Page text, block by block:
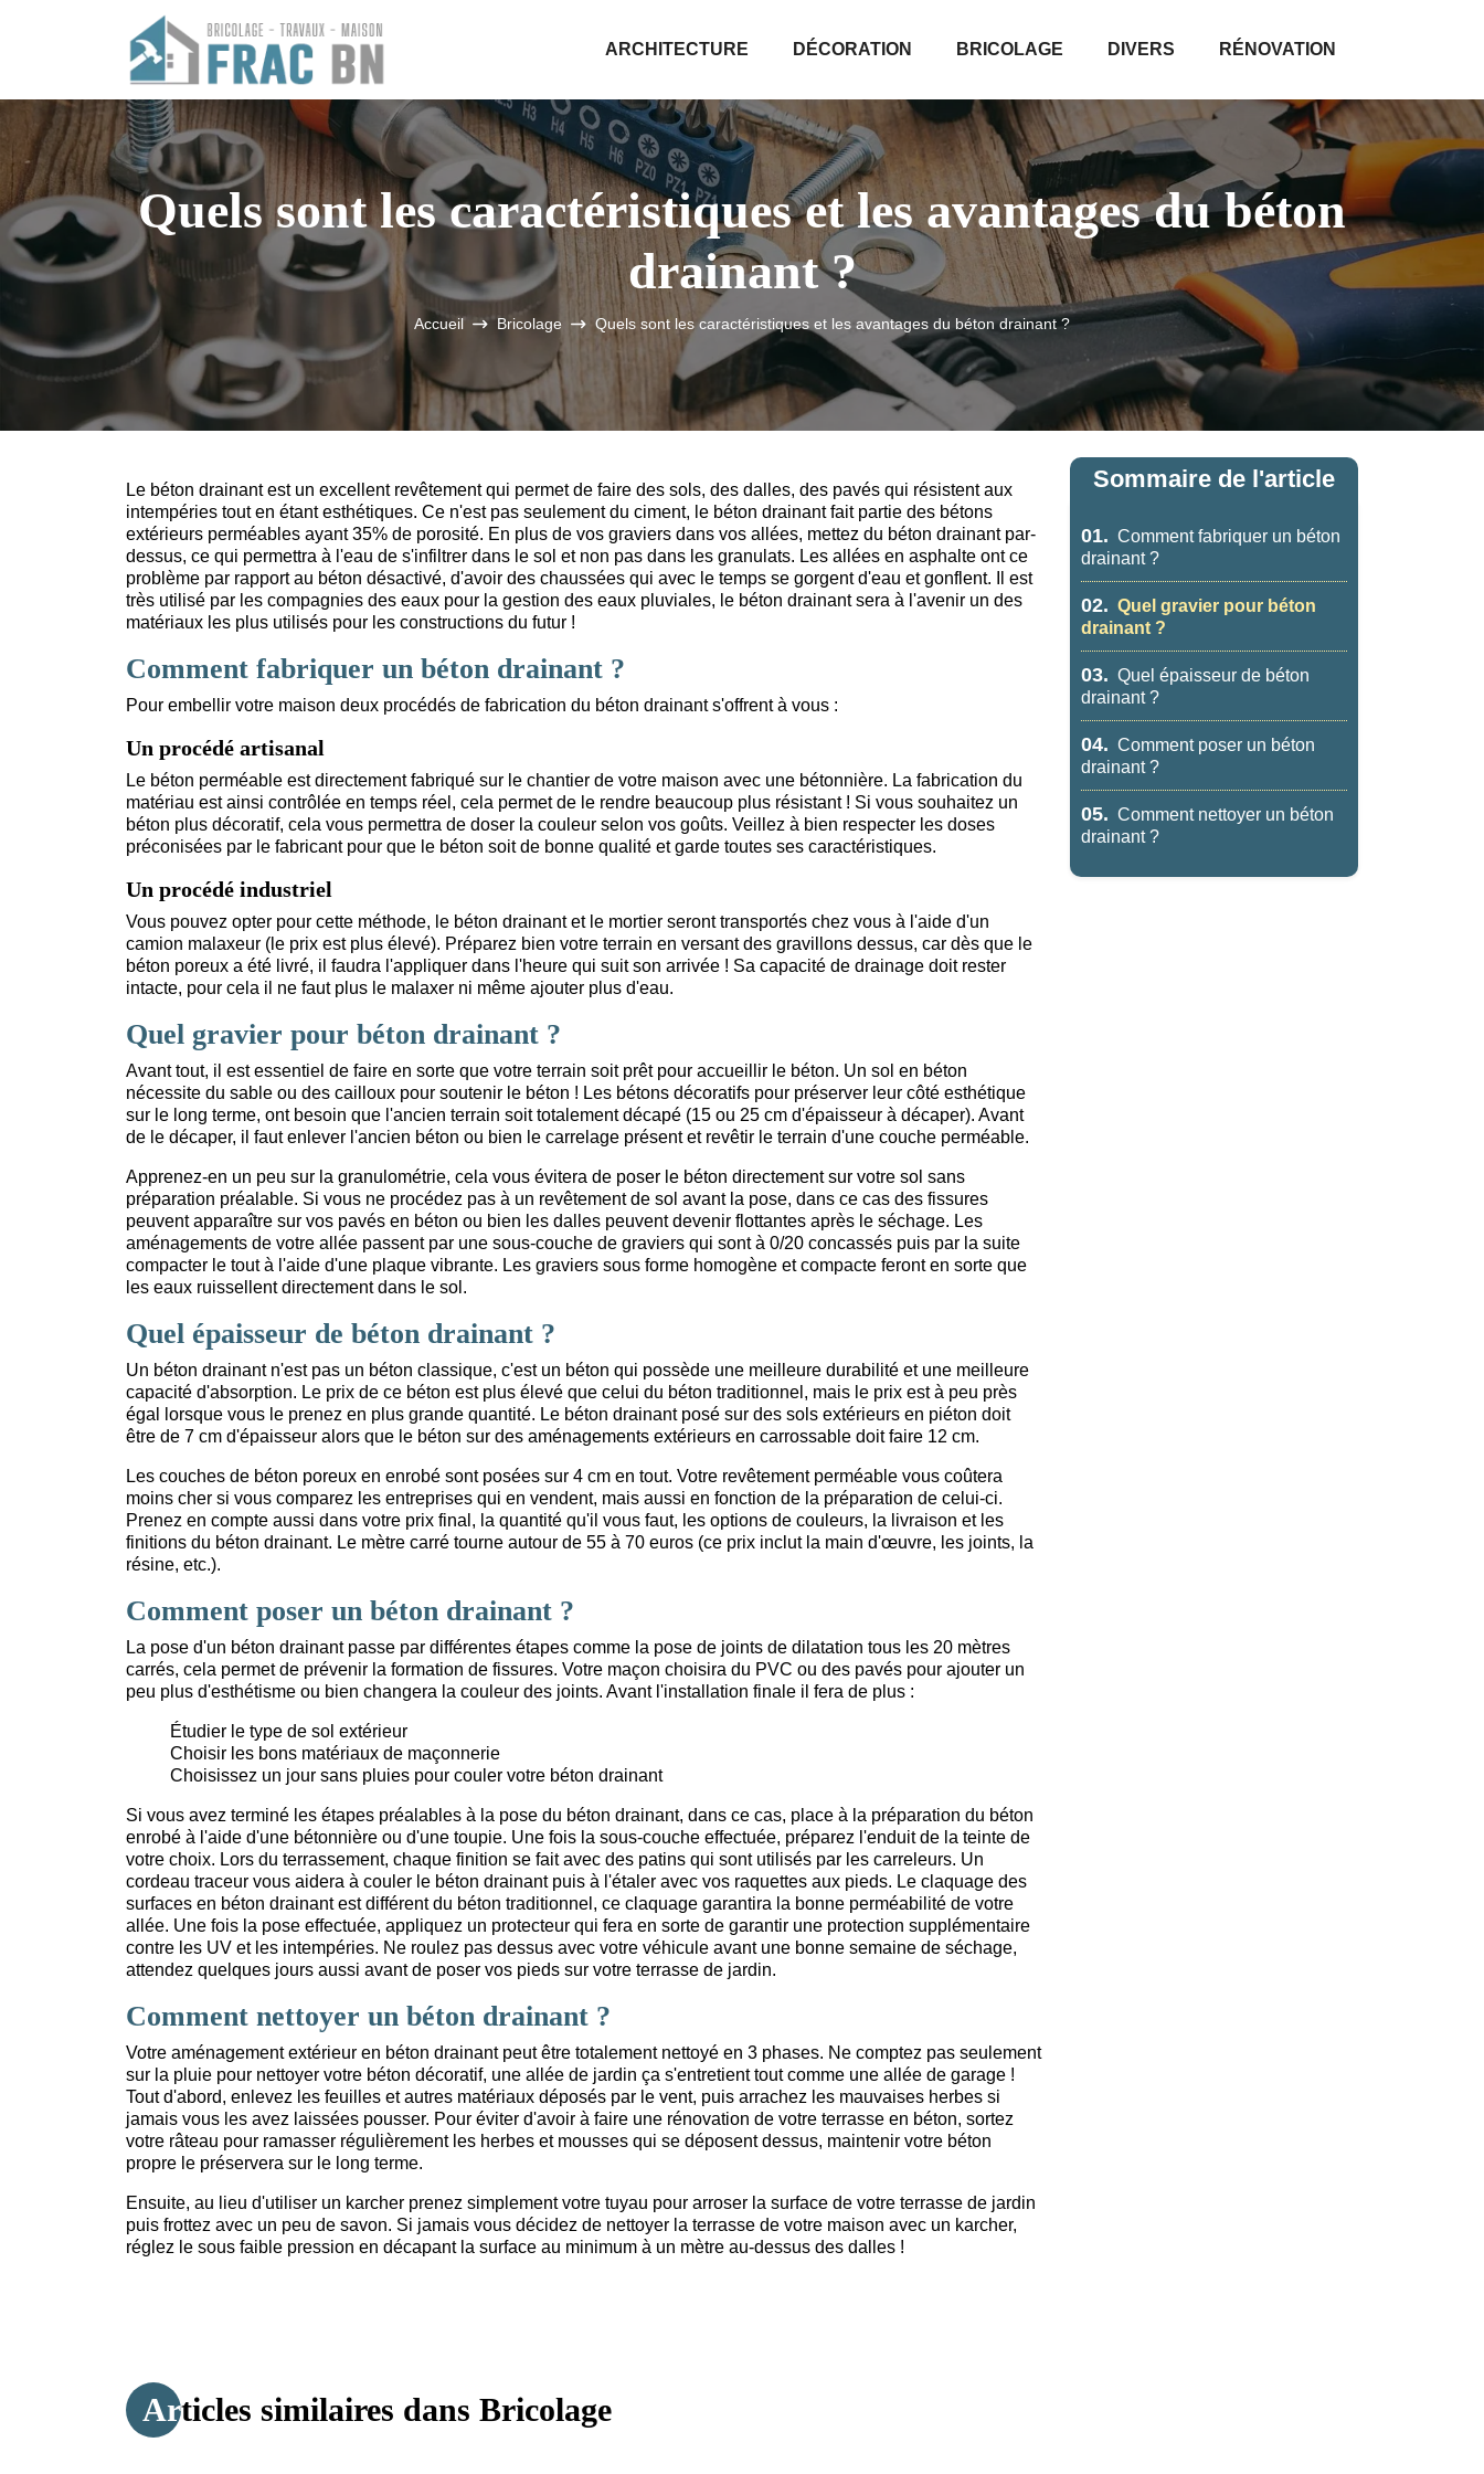
ARCHITECTURE DÉCORATION BRICOLAGE DIVERS RÉNOVATION
Quels sont les caractéristiques et les avantages du béton
drainant ?
Accueil Bricolage Quels sont les caractéristiques et les avantages du béton drainant ?
Le béton drainant est un excellent revêtement qui permet de faire des sols, des dalles, des pavés qui résistent aux
intempéries tout en étant esthétiques. Ce n'est pas seulement du ciment, le béton drainant fait partie des bétons
extérieurs perméables ayant 35% de porosité. En plus de vos graviers dans vos allées, mettez du béton drainant par-
dessus, ce qui permettra à l'eau de s'infiltrer dans le sol et non pas dans les granulats. Les allées en asphalte ont ce
problème par rapport au béton désactivé, d'avoir des chaussées qui avec le temps se gorgent d'eau et gonflent. Il est
très utilisé par les compagnies des eaux pour la gestion des eaux pluviales, le béton drainant sera à l'avenir un des
matériaux les plus utilisés pour les constructions du futur !
Comment fabriquer un béton drainant ?
Pour embellir votre maison deux procédés de fabrication du béton drainant s'offrent à vous :
Un procédé artisanal
Le béton perméable est directement fabriqué sur le chantier de votre maison avec une bétonnière. La fabrication du
matériau est ainsi contrôlée en temps réel, cela permet de le rendre beaucoup plus résistant ! Si vous souhaitez un
béton plus décoratif, cela vous permettra de doser la couleur selon vos goûts. Veillez à bien respecter les doses
préconisées par le fabricant pour que le béton soit de bonne qualité et garde toutes ses caractéristiques.
Un procédé industriel
Vous pouvez opter pour cette méthode, le béton drainant et le mortier seront transportés chez vous à l'aide d'un
camion malaxeur (le prix est plus élevé). Préparez bien votre terrain en versant des gravillons dessus, car dès que le
béton poreux a été livré, il faudra l'appliquer dans l'heure qui suit son arrivée ! Sa capacité de drainage doit rester
intacte, pour cela il ne faut plus le malaxer ni même ajouter plus d'eau.
Quel gravier pour béton drainant ?
Avant tout, il est essentiel de faire en sorte que votre terrain soit prêt pour accueillir le béton. Un sol en béton
nécessite du sable ou des cailloux pour soutenir le béton ! Les bétons décoratifs pour préserver leur côté esthétique
sur le long terme, ont besoin que l'ancien terrain soit totalement décapé (15 ou 25 cm d'épaisseur à décaper). Avant
de le décaper, il faut enlever l'ancien béton ou bien le carrelage présent et revêtir le terrain d'une couche perméable.
Apprenez-en un peu sur la granulométrie, cela vous évitera de poser le béton directement sur votre sol sans
préparation préalable. Si vous ne procédez pas à un revêtement de sol avant la pose, dans ce cas des fissures
peuvent apparaître sur vos pavés en béton ou bien les dalles peuvent devenir flottantes après le séchage. Les
aménagements de votre allée passent par une sous-couche de graviers qui sont à 0/20 concassés puis par la suite
compacter le tout à l'aide d'une plaque vibrante. Les graviers sous forme homogène et compacte feront en sorte que
les eaux ruissellent directement dans le sol.
Quel épaisseur de béton drainant ?
Un béton drainant n'est pas un béton classique, c'est un béton qui possède une meilleure durabilité et une meilleure
capacité d'absorption. Le prix de ce béton est plus élevé que celui du béton traditionnel, mais le prix est à peu près
égal lorsque vous le prenez en plus grande quantité. Le béton drainant posé sur des sols extérieurs en piéton doit
être de 7 cm d'épaisseur alors que le béton sur des aménagements extérieurs en carrossable doit faire 12 cm.
Les couches de béton poreux en enrobé sont posées sur 4 cm en tout. Votre revêtement perméable vous coûtera
moins cher si vous comparez les entreprises qui en vendent, mais aussi en fonction de la préparation de celui-ci.
Prenez en compte aussi dans votre prix final, la quantité qu'il vous faut, les options de couleurs, la livraison et les
finitions du béton drainant. Le mètre carré tourne autour de 55 à 70 euros (ce prix inclut la main d'œuvre, les joints, la
résine, etc.).
Comment poser un béton drainant ?
La pose d'un béton drainant passe par différentes étapes comme la pose de joints de dilatation tous les 20 mètres
carrés, cela permet de prévenir la formation de fissures. Votre maçon choisira du PVC ou des pavés pour ajouter un
peu plus d'esthétisme ou bien changera la couleur des joints. Avant l'installation finale il fera de plus :
Étudier le type de sol extérieur
Choisir les bons matériaux de maçonnerie
Choisissez un jour sans pluies pour couler votre béton drainant
Si vous avez terminé les étapes préalables à la pose du béton drainant, dans ce cas, place à la préparation du béton
enrobé à l'aide d'une bétonnière ou d'une toupie. Une fois la sous-couche effectuée, préparez l'enduit de la teinte de
votre choix. Lors du terrassement, chaque finition se fait avec des patins qui sont utilisés par les carreleurs. Un
cordeau traceur vous aidera à couler le béton drainant puis à l'étaler avec vos raquettes aux pieds. Le claquage des
surfaces en béton drainant est différent du béton traditionnel, ce claquage garantira la bonne perméabilité de votre
allée. Une fois la pose effectuée, appliquez un protecteur qui fera en sorte de garantir une protection supplémentaire
contre les UV et les intempéries. Ne roulez pas dessus avec votre véhicule avant une bonne semaine de séchage,
attendez quelques jours aussi avant de poser vos pieds sur votre terrasse de jardin.
Comment nettoyer un béton drainant ?
Votre aménagement extérieur en béton drainant peut être totalement nettoyé en 3 phases. Ne comptez pas seulement
sur la pluie pour nettoyer votre béton décoratif, une allée de jardin ça s'entretient tout comme une allée de garage !
Tout d'abord, enlevez les feuilles et autres matériaux déposés par le vent, puis arrachez les mauvaises herbes si
jamais vous les avez laissées pousser. Pour éviter d'avoir à faire une rénovation de votre terrasse en béton, sortez
votre râteau pour ramasser régulièrement les herbes et mousses qui se déposent dessus, maintenir votre béton
propre le préservera sur le long terme.
Ensuite, au lieu d'utiliser un karcher prenez simplement votre tuyau pour arroser la surface de votre terrasse de jardin
puis frottez avec un peu de savon. Si jamais vous décidez de nettoyer la terrasse de votre maison avec un karcher,
réglez le sous faible pression en décapant la surface au minimum à un mètre au-dessus des dalles !
Sommaire de l'article
01. Comment fabriquer un béton
drainant ?
02. Quel gravier pour béton
drainant ?
03. Quel épaisseur de béton
drainant ?
04. Comment poser un béton
drainant ?
05. Comment nettoyer un béton
drainant ?
Articles similaires dans Bricolage